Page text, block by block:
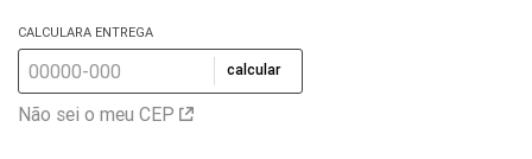
CALCULARA ENTREGA
calcular
Não sei o meu CEP